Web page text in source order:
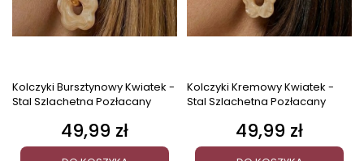
Kolczyki Bursztynowy Kwiatek -
Stal Szlachetna Pozłacany
Cena
49,99 zł
Kolczyki Kremowy Kwiatek -
Stal Szlachetna Pozłacany
Cena
49,99 zł